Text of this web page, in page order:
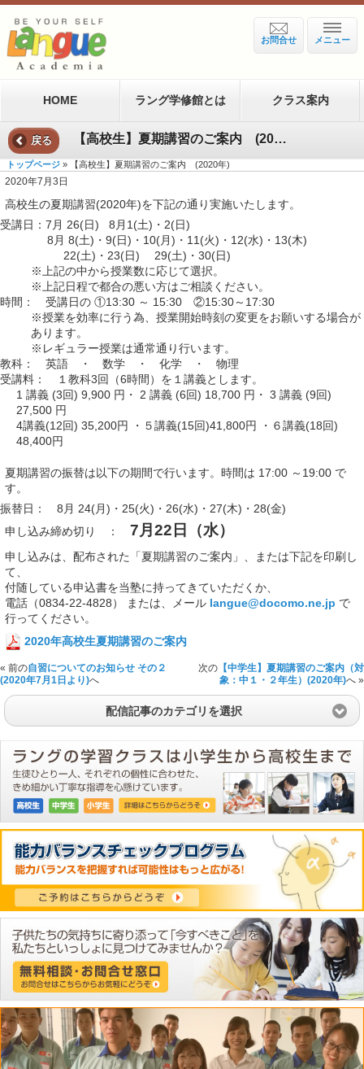
メニュー
お問合せ
HOME ラング学修館とは クラス案内
戻る 【高校生】夏期講習のご案内 (2020年)
トップページ » 【高校生】夏期講習のご案内 (2020年)
2020年7月3日
高校生の夏期講習(2020年)を下記の通り実施いたします。
受講日：7月 26(日) 8月1(土)・2(日)
8月 8(土)・9(日)・10(月)・11(火)・12(水)・13(木)
22(土)・23(日) 29(土)・30(日)
※上記の中から授業数に応じて選択。
※上記日程で都合の悪い方はご相談ください。
時間： 受講日の ①13:30 ～ 15:30 ②15:30～17:30
※授業を効率に行う為、授業開始時刻の変更をお願いする場合が
あります。
※レギュラー授業は通常通り行います。
教科： 英語 ・ 数学 ・ 化学 ・ 物理
受講料： １教科3回（6時間）を１講義とします。
1 講義 (3回) 9,900 円・ 2 講義 (6回) 18,700 円・ 3 講義 (9回)
27,500 円
4講義(12回) 35,200円 ・５講義(15回)41,800円 ・６講義(18回)
48,400円
夏期講習の振替は以下の期間で行います。時間は 17:00 ～19:00 で
す。
振替日： 8月 24(月)・25(火)・26(水)・27(木)・28(金)
申し込み締め切り ： 7月22日（水）
申し込みは、配布された「夏期講習のご案内」、または下記を印刷し
て、
付随している申込書を当塾に持ってきていただくか、
電話（0834-22-4828） または、メール langue@docomo.ne.jp で
行ってください。
2020年高校生夏期講習のご案内
« 前の自習についてのお知らせ その２
(2020年7月1日より)へ
次の 【中学生】夏期講習のご案内（対
象：中１・２年生）(2020年)へ »
配信記事のカテゴリを選択